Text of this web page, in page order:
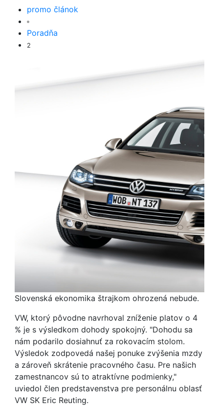
promo článok
Poradňa
2
Slovenská ekonomika štrajkom ohrozená nebude.
VW, ktorý pôvodne navrhoval zníženie platov o 4
% je s výsledkom dohody spokojný. "Dohodu sa
nám podarilo dosiahnuť za rokovacím stolom.
Výsledok zodpovedá našej ponuke zvýšenia mzdy
a zároveň skrátenie pracovného času. Pre našich
zamestnancov sú to atraktívne podmienky,"
uviedol člen predstavenstva pre personálnu oblasť
VW SK Eric Reuting.